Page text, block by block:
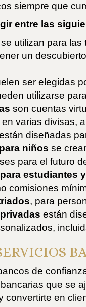
siempre que
entre las
se utilizan para las
un
ser elegidas
utilizarse
son cuentas
varias divisas,
diseñadas
niños se
para el futuro
estudiantes
comisiones
, para
están
de
que se
convertirte en